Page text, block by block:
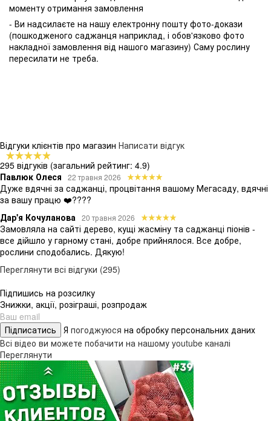
моменту отримання замовлення
- Ви надсилаєте на нашу електронну пошту фото-докази
(пошкодженого саджанця наприклад, і обов'язково фото
накладної замовлення від нашого магазину) Саму рослину
пересилати не треба.
Відгуки клієнтів про магазин Написати відгук
295 відгуків (загальний рейтинг: 4.9)
Павлюк Олеся
22 травня 2026
Дуже вдячні за саджанці, процвітання вашому Мегасаду, вдячні
за вашу працю ❤️????
Дар'я Кочуланова 20 травня 2026
Замовляла на сайті дерево, кущі жасміну та саджанці піонів -
все дійшло у гарному стані, добре прийнялося. Все добре,
рослини сподобались. Дякую!
Переглянути всі відгуки (295)
Підпишись на розсилку
Знижки, акції, розіграші, розпродаж
Підписатись Я погоджуюся на обробку персональних даних
Всі відео ви можете побачити на нашому youtube каналі
Переглянути